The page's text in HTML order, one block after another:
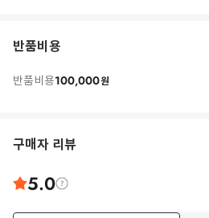
반품비용
반품비용100,000원
구매자 리뷰
5.0